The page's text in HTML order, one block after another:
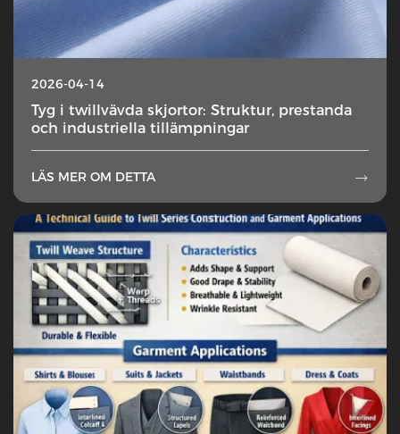
2026-04-14
Tyg i twillvävda skjortor: Struktur, prestanda
och industriella tillämpningar
LÄS MER OM DETTA 